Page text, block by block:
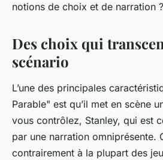
notions de choix et de narration ?
Des choix qui
scénario
L’une des principales
Parable" est qu’il met en scène
vous contrôlez, Stanley, qui est
par une narration omniprésente.
contrairement à la plupart des